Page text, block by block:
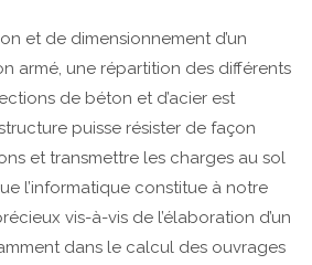
et de dimensionnement d’un
armé, une répartition des différents
de béton et d’acier est
puisse résister de façon
et transmettre les charges au sol
l’informatique constitue à notre
vis-à-vis de l’élaboration d’un
dans le calcul des ouvrages